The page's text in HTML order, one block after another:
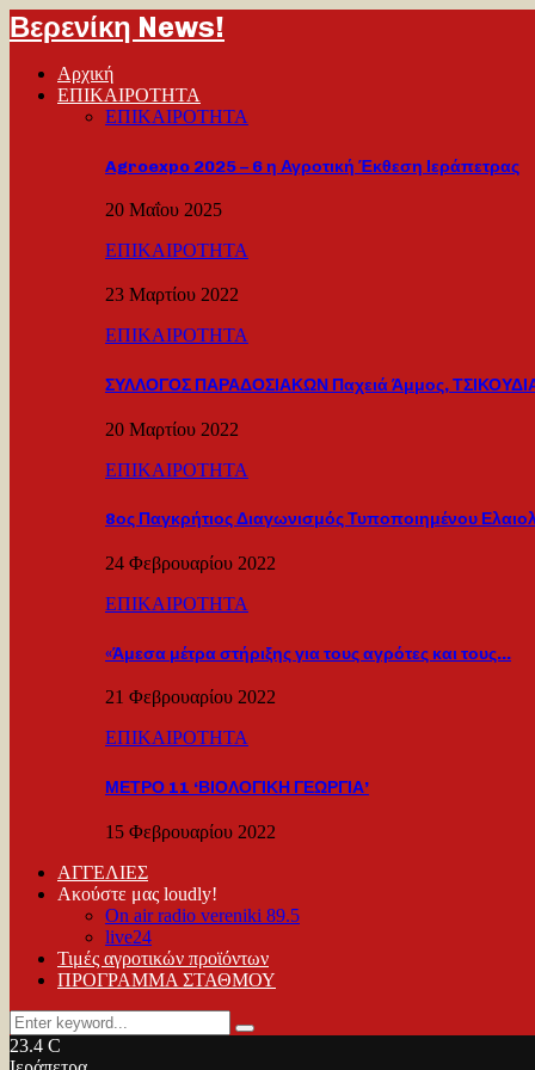
Βερενίκη News!
Αρχική
ΕΠΙΚΑΙΡΟΤΗΤΑ
ΕΠΙΚΑΙΡΟΤΗΤΑ
Agroexpo 2025 – 6 η Αγροτική Έκθεση Ιεράπετρας
20 Μαΐου 2025
ΕΠΙΚΑΙΡΟΤΗΤΑ
23 Μαρτίου 2022
ΕΠΙΚΑΙΡΟΤΗΤΑ
ΣΥΛΛΟΓΟΣ ΠΑΡΑΔΟΣΙΑΚΩΝ Παχειά Άμμος,
20 Μαρτίου 2022
ΕΠΙΚΑΙΡΟΤΗΤΑ
8ος Παγκρήτιος Διαγωνισμός Τυποποιημένου
24 Φεβρουαρίου 2022
ΕΠΙΚΑΙΡΟΤΗΤΑ
«Άμεσα μέτρα στήριξης για τους αγρότες και τους…
21 Φεβρουαρίου 2022
ΕΠΙΚΑΙΡΟΤΗΤΑ
ΜΕΤΡΟ 11 ‘ΒΙΟΛΟΓΙΚΗ ΓΕΩΡΓΙΑ’
15 Φεβρουαρίου 2022
ΑΓΓΕΛΙΕΣ
Ακούστε μας loudly!
On air radio vereniki 89.5
live24
Τιμές αγροτικών προϊόντων
ΠΡΟΓΡΑΜΜΑ ΣΤΑΘΜΟΥ
Search
for:
Search
23.4 C